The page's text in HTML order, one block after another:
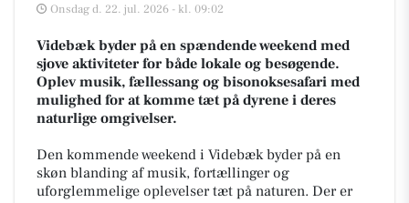
Onsdag d. 22. jul. 2026 - kl. 09:02
Videbæk byder på en spændende weekend med
sjove aktiviteter for både lokale og besøgende.
Oplev musik, fællessang og bisonoksesafari med
mulighed for at komme tæt på dyrene i deres
naturlige omgivelser.
Den kommende weekend i Videbæk byder på en
skøn blanding af musik, fortællinger og
uforglemmelige oplevelser tæt på naturen. Der er